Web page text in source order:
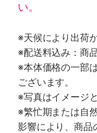
い。
※天候により出荷
※配送料込み：商
※本体価格の一部
ございます。
※写真はイメージ
※繁忙期または自
影響により、商品